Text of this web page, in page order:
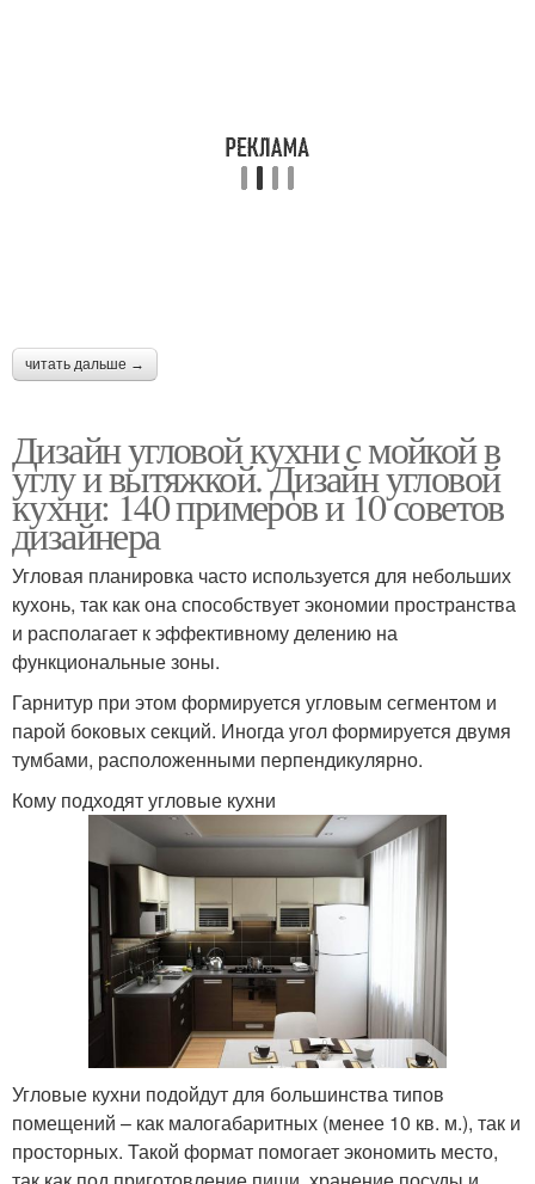
читать дальше →
Дизайн угловой кухни с мойкой в
углу и вытяжкой. Дизайн угловой
кухни: 140 примеров и 10 советов
дизайнера
Угловая планировка часто используется для небольших
кухонь, так как она способствует экономии пространства
и располагает к эффективному делению на
функциональные зоны.
Гарнитур при этом формируется угловым сегментом и
парой боковых секций. Иногда угол формируется двумя
тумбами, расположенными перпендикулярно.
Кому подходят угловые кухни
Угловые кухни подойдут для большинства типов
помещений – как малогабаритных (менее 10 кв. м.), так и
просторных. Такой формат помогает экономить место,